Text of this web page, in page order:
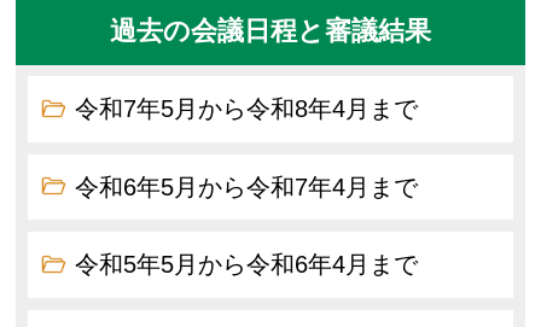
過去の会議日程と審議結果
令和7年5月から令和8年4月まで
令和6年5月から令和7年4月まで
令和5年5月から令和6年4月まで